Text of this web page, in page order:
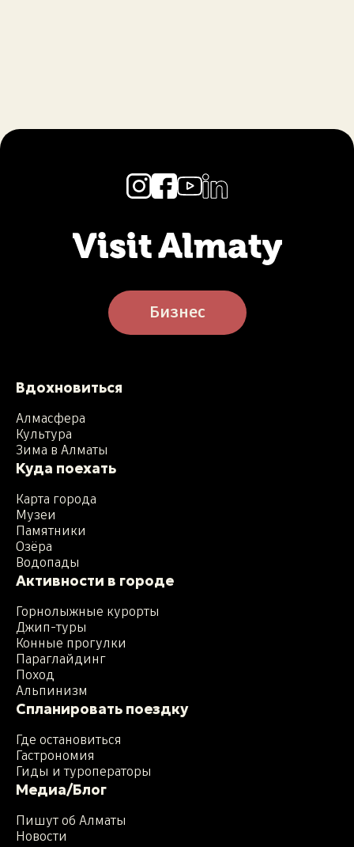
Бизнес
Вдохновиться
Алмасфера
Культура
Зима в Алматы
Куда поехать
Карта города
Музеи
Памятники
Озёра
Водопады
Активности в городе
Горнолыжные курорты
Джип-туры
Конные прогулки
Параглайдинг
Поход
Альпинизм
Спланировать поездку
Где остановиться
Гастрономия
Гиды и туроператоры
Медиа/Блог
Пишут об Алматы
Новости